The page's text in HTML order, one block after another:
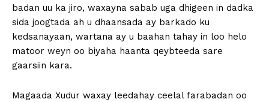
badan uu ka jiro, waxayna sabab uga dhigeen in dadka
sida joogtada ah u dhaansada ay barkado ku
kedsanayaan, wartana ay u baahan tahay in loo helo
matoor weyn oo biyaha haanta qeybteeda sare
gaarsiin kara.
Magaada Xudur waxay leedahay ceelal farabadan oo